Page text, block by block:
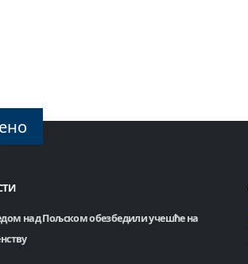
над Пољском обезбедили учешће на